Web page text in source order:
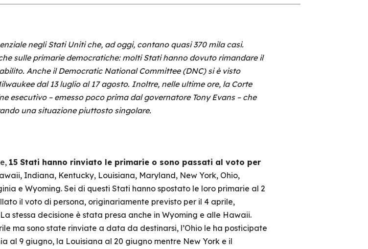
negli Stati Uniti che, ad oggi, contano quasi 370 mila casi.
sulle primarie democratiche: molti Stati hanno dovuto rimandare il
Anche il Democratic National Committee (DNC) si è visto
dal 13 luglio al 17 agosto. Inoltre, nelle ultime ore, la Corte
esecutivo – emesso poco prima dal governatore Tony Evans – che
una situazione piuttosto singolare.
15 Stati hanno rinviato le primarie o sono passati al voto per
Indiana, Kentucky, Louisiana, Maryland, New York, Ohio,
e Wyoming. Sei di questi Stati hanno spostato le loro primarie al 2
il voto di persona, originariamente previsto per il 4 aprile,
stessa decisione è stata presa anche in Wyoming e alle Hawaii.
ma sono state rinviate a data da destinarsi, l’Ohio le ha posticipate
al 9 giugno, la Louisiana al 20 giugno mentre New York e il